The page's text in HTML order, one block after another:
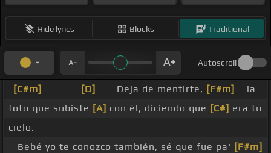
Hide lyrics Blocks Traditional
Autoscroll
[C#m] [D] _ _ Deja de mentirte, [F#m]
_ la
foto que subiste [A] con él, diciendo que [C#] era tu
cielo.
_ Bebé yo te conozco también, sé que fue pa' [F#m]